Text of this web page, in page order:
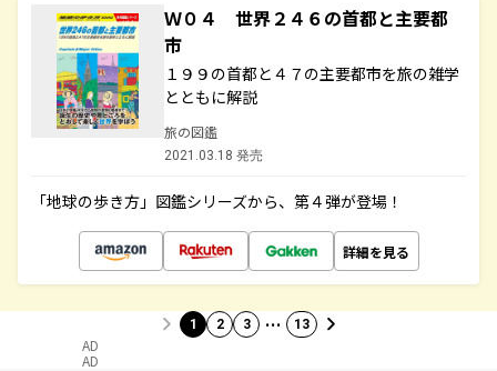
Ｗ０４ 世界２４６の首都と主要都
市
１９９の首都と４７の主要都市を旅の雑学
とともに解説
旅の図鑑
2021.03.18 発売
「地球の歩き方」図鑑シリーズから、第４弾が登場！
詳細を見る
1 2 3 … 13
AD
AD